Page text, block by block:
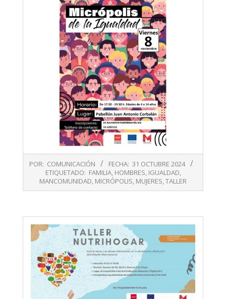
10-
POR: COMUNICACIÓN FECHA: 31 OCTUBRE 2024
ETIQUETADO: FAMILIA, HOMBRES, IGUALDAD,
MANCOMUNIDAD, MICRÓPOLIS, MUJERES,TALLER